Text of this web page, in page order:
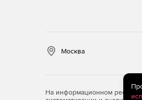
Москва
На информационном